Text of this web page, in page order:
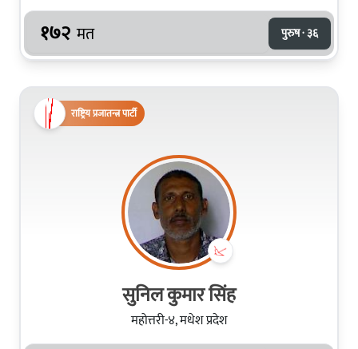
१७२ मत पुरुष · ३६
राष्ट्रिय प्रजातन्त्र पार्टी
सुनिल कुमार सिंह
महोत्तरी-४, मधेश प्रदेश